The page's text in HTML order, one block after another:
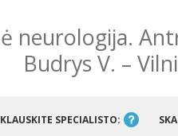
Budrys V. –
KLAUSKITE SPECIALISTO: